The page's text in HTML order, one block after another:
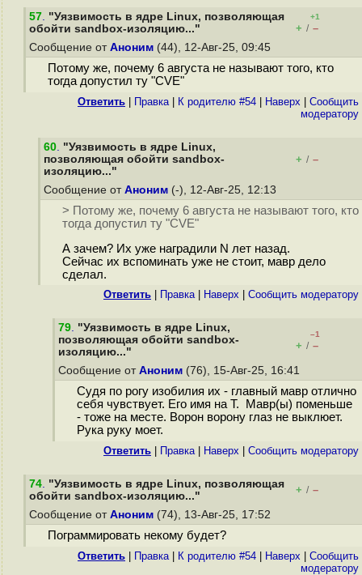
57. "Уязвимость в ядре Linux, позволяющая
обойти sandbox-изоляцию..."
+1
+ / –
Сообщение от Аноним (44), 12-Авг-25, 09:45
Потому же, почему 6 августа не называют того, кто
тогда допустил ту "CVE"
Ответить Правка| К родителю #54 Наверх
Cообщить
модератору
60. "Уязвимость в ядре Linux,
позволяющая обойти sandbox-
изоляцию..."
+ / –
Сообщение от Аноним (-), 12-Авг-25, 12:13
> Потому же, почему 6 августа не называют того, кто
тогда допустил ту "CVE"
А зачем? Их уже наградили N лет назад.
Сейчас их вспоминать уже не стоит, мавр дело
сделал.
Ответить Правка| Наверх Cообщить модератору
79. "Уязвимость в ядре Linux,
позволяющая обойти sandbox-
изоляцию..."
–1
+ / –
Сообщение от Аноним (76), 15-Авг-25, 16:41
Судя по рогу изобилия их - главный мавр отлично
себя чувствует. Его имя на Т. Мавр(ы) поменьше
- тоже на месте. Ворон ворону глаз не выклюет.
Рука руку моет.
Ответить Правка| Наверх Cообщить модератору
74. "Уязвимость в ядре Linux, позволяющая
обойти sandbox-изоляцию..."
+ / –
Сообщение от Аноним (74), 13-Авг-25, 17:52
Пограммировать некому будет?
Ответить Правка| К родителю #54 Наверх
Cообщить
модератору